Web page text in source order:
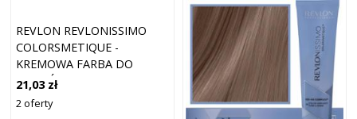
REVLON REVLONISSIMO
COLORSMETIQUE -
KREMOWA FARBA DO
WŁOSÓW, 60ML 7,11 |
ŚREDNI BLOND POPIELATY
INTENSYWNY
21,03 zł
2 oferty